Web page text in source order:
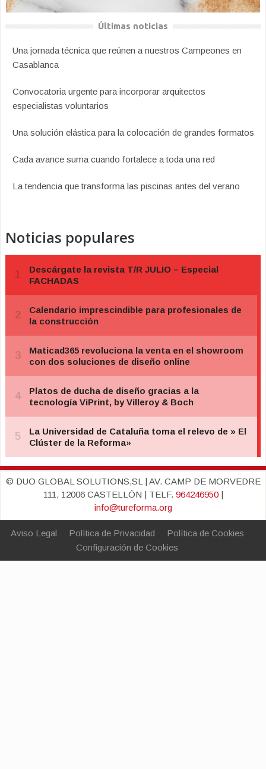
Últimas noticias
Una jornada técnica que reúnen a nuestros Campeones en
Casablanca
Convocatoria urgente para incorporar arquitectos
especialistas voluntarios
Una solución elástica para la colocación de grandes formatos
Cada avance suma cuando fortalece a toda una red
La tendencia que transforma las piscinas antes del verano
Noticias populares
© DUO GLOBAL SOLUTIONS,SL | AV. CAMP DE MORVEDRE
111, 12006 CASTELLÓN | TELF. 964246950|
info@tureforma.org
Aviso Legal Política de Privacidad
Política de Cookies
Configuración de Cookies